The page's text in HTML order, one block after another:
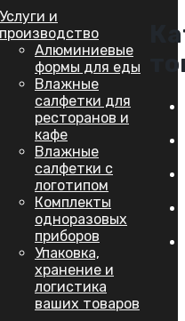
Услуги и
производство
Алюминиевые
формы для еды
Влажные
салфетки для
ресторанов и
кафе
Влажные
салфетки с
логотипом
Комплекты
одноразовых
приборов
Упаковка,
хранение и
логистика
ваших товаров